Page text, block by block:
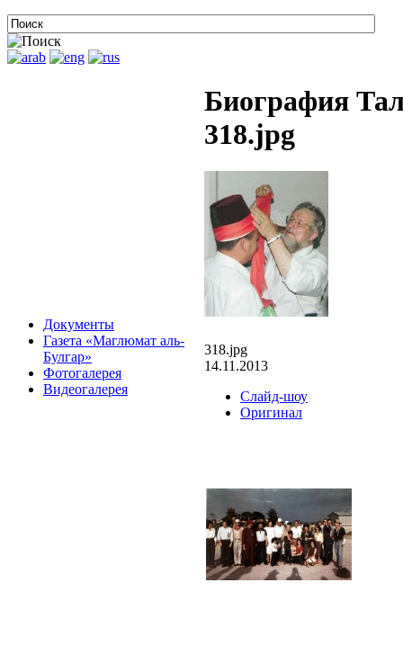
Документы
Газета «Маглюмат аль-
Булгар»
Фотогалерея
Видеогалерея
Биография
318.jpg
318.jpg
14.11.2013
Слайд-шоу
Оригинал